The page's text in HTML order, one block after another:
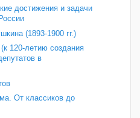
достижения и задачи
(1893-1900 гг.)
120‑летию создания
в
От классиков до